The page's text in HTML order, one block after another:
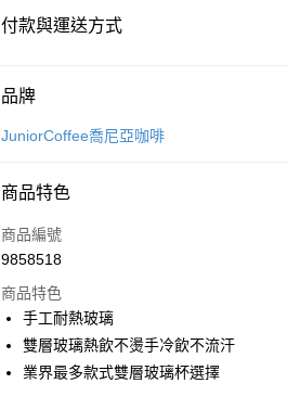
付款與運送方式
付款方式
信用卡一次付款
運送方式
宅配
品牌
JuniorCoffee喬尼亞咖啡
商品特色
商品編號
9858518
商品特色
手工耐熱玻璃
雙層玻璃熱飲不燙手冷飲不流汗
業界最多款式雙層玻璃杯選擇